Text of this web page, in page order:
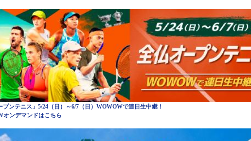
プンテニス」5/24（日）～6/7（日）WOWOWで連日生中継！
オンデマンドはこちら